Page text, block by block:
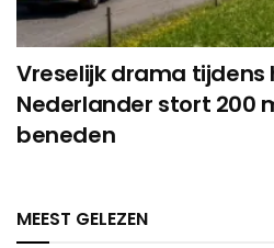
Vreselijk drama
Nederlander stort 200
beneden
MEEST GELEZEN